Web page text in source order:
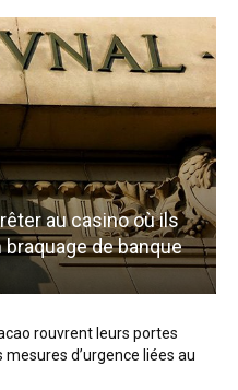
au casino où ils
braquage de banque
rouvrent leurs portes
mesures d’urgence liées au